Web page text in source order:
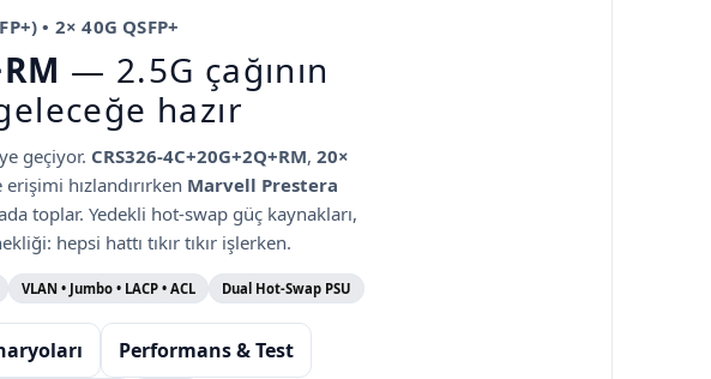
• 2× 40G QSFP+
— 2.5G çağının
hazır
geçiyor. CRS326-4C+20G+2Q+RM, 20×
erişimi hızlandırırken Marvell Prestera
toplar. Yedekli hot-swapgüç kaynakları,
hepsi hattı tıkır tıkır işlerken.
VLAN • Jumbo • LACP • ACL Dual Hot-Swap PSU
Performans & Test